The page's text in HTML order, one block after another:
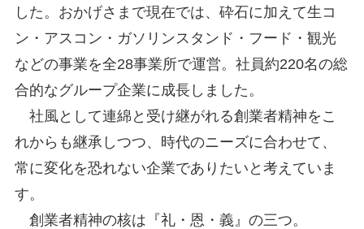
した。おかげさまで現在では、砕石に加えて生コ
ン・アスコン・ガソリンスタンド・フード・観光
などの事業を全28事業所で運営。社員約220名の総
合的なグループ企業に成長しました。
社風として連綿と受け継がれる創業者精神をこ
れからも継承しつつ、時代のニーズに合わせて、
常に変化を恐れない企業でありたいと考えていま
す。
創業者精神の核は『礼・恩・義』の三つ。